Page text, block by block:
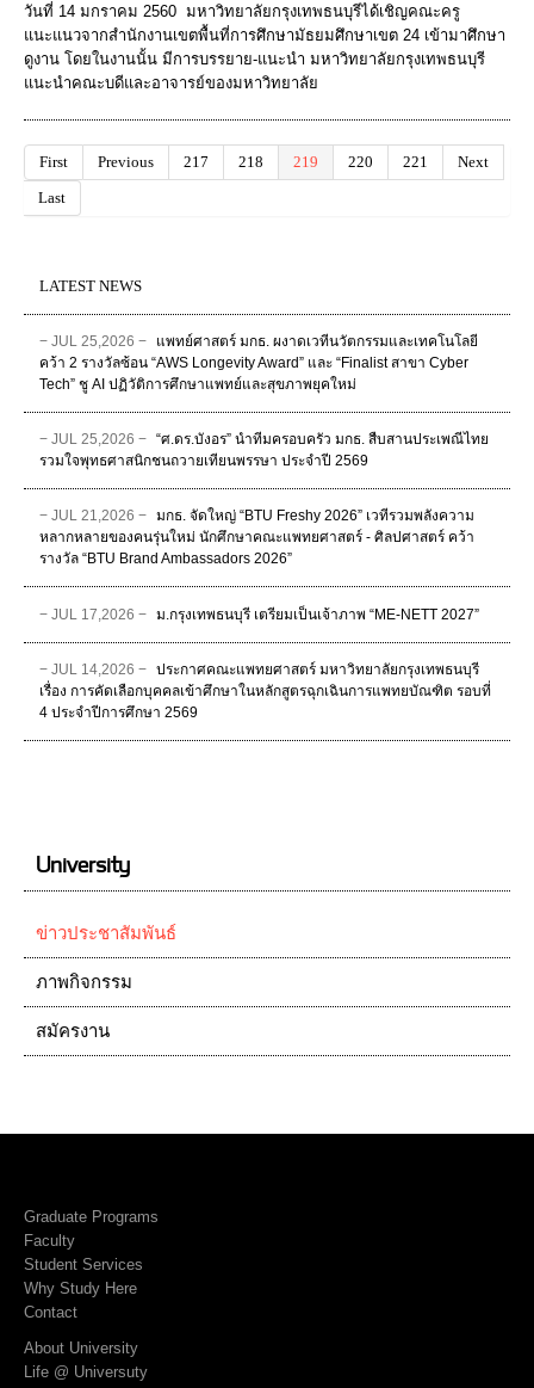
​วันที่ 14 มกราคม 2560 มหาวิทยาลัยกรุงเทพธนบุรีได้เชิญคณะครู
แนะแนวจากสำนักงานเขตพื้นที่การศึกษามัธยมศึกษาเขต 24 เข้ามาศึกษา
ดูงาน โดยในงานนั้น มีการบรรยาย-แนะนำ มหาวิทยาลัยกรุงเทพธนบุรี
แนะนำคณะบดีและอาจารย์ของมหาวิทยาลัย
First Previous 217 218 219 220 221
Next
Last
LATEST NEWS
− JUL 25,2026 −
แพทย์ศาสตร์ มกธ. ผงาดเวทีนวัตกรรมและเทคโนโลยี
คว้า 2 รางวัลซ้อน “AWS Longevity Award” และ “Finalist สาขา Cyber
Tech” ชู AI ปฏิวัติการศึกษาแพทย์และสุขภาพยุคใหม่
− JUL 25,2026 − “ศ.ดร.บังอร” นำทีมครอบครัว มกธ. สืบสานประเพณีไทย
รวมใจพุทธศาสนิกชนถวายเทียนพรรษา ประจำปี 2569
− JUL 21,2026 − มกธ. จัดใหญ่ “BTU Freshy 2026” เวทีรวมพลังความ
หลากหลายของคนรุ่นใหม่ นักศึกษาคณะแพทยศาสตร์ - ศิลปศาสตร์ คว้า
รางวัล “BTU Brand Ambassadors 2026”
− JUL 17,2026 − ม.กรุงเทพธนบุรี เตรียมเป็นเจ้าภาพ “ME-NETT 2027”
− JUL 14,2026 − ประกาศคณะแพทยศาสตร์ มหาวิทยาลัยกรุงเทพธนบุรี
เรื่อง การคัดเลือกบุคคลเข้าศึกษาในหลักสูตรฉุกเฉินการแพทยบัณฑิต รอบที่
4 ประจําปีการศึกษา 2569
University
ข่าวประชาสัมพันธ์
ภาพกิจกรรม
สมัครงาน
Graduate Programs
Faculty
Student Services
Why Study Here
Contact
About University
Life @ Universuty